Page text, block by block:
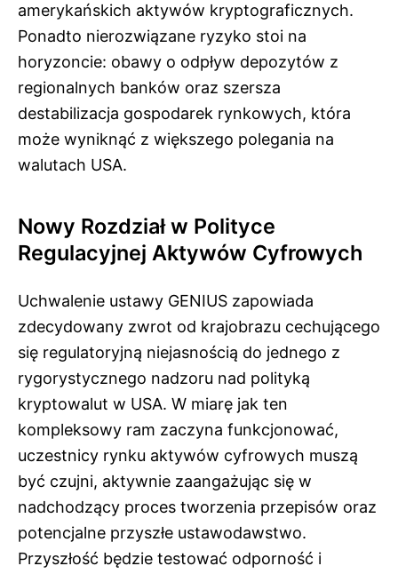
amerykańskich aktywów kryptograficznych.
Ponadto nierozwiązane ryzyko stoi na
horyzoncie: obawy o odpływ depozytów z
regionalnych banków oraz szersza
destabilizacja gospodarek rynkowych, która
może wyniknąć z większego polegania na
walutach USA.
Nowy Rozdział w Polityce
Regulacyjnej Aktywów Cyfrowych
Uchwalenie ustawy GENIUS zapowiada
zdecydowany zwrot od krajobrazu cechującego
się regulatoryjną niejasnością do jednego z
rygorystycznego nadzoru nad polityką
kryptowalut w USA. W miarę jak ten
kompleksowy ram zaczyna funkcjonować,
uczestnicy rynku aktywów cyfrowych muszą
być czujni, aktywnie zaangażując się w
nadchodzący proces tworzenia przepisów oraz
potencjalne przyszłe ustawodawstwo.
Przyszłość będzie testować odporność i